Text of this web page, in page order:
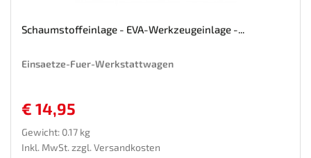
Schaumstoffeinlage - EVA-Werkzeugeinlage -...
Einsaetze-Fuer-Werkstattwagen
€ 14,95
Gewicht: 0.17 kg
Inkl. MwSt. zzgl. Versandkosten